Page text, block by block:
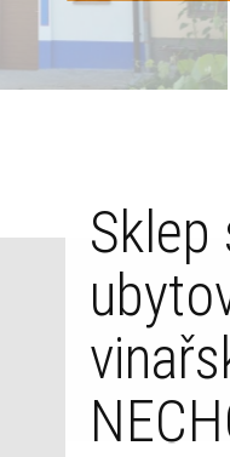
Sklep